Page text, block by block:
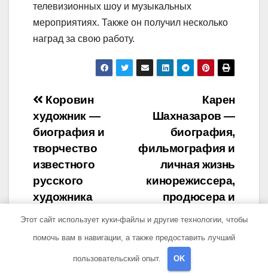
телевизионных шоу и музыкальных
мероприятиях. Также он получил несколько
наград за свою работу.
Навигация
по
записям
Карен
Шахназаров —
биография,
фильмография и
личная жизнь
кинорежиссера,
продюсера и
Коровин
художник —
биография и
творчество
известного
русского
художника
Этот сайт использует куки-файлы и другие технологии, чтобы
помочь вам в навигации, а также предоставить лучший
пользовательский опыт. OK